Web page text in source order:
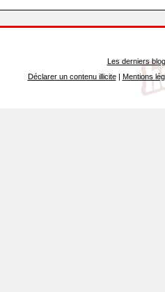
Les derniers
Déclarer un contenu illicite| Mentions